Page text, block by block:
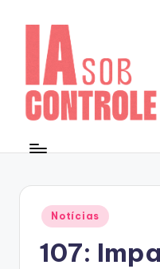
Posted
in
Notícias
107: